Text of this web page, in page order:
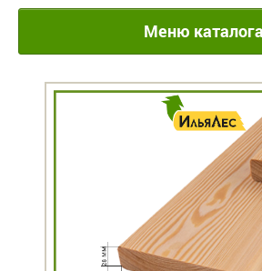
Меню каталога